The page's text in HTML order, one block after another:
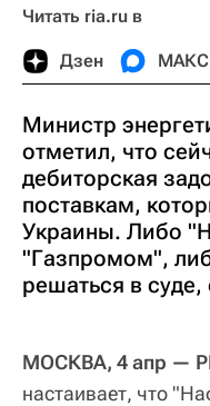
Читать ria.ru в
Дзен МАКС
Министр
отметил, что
дебиторская
поставкам,
Украины. Либо
"Газпромом",
решаться в суде,
МОСКВА, 4 апр —
настаивает, что